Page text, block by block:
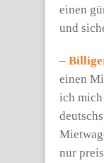
einen
und
–
einen
ich mich
nur